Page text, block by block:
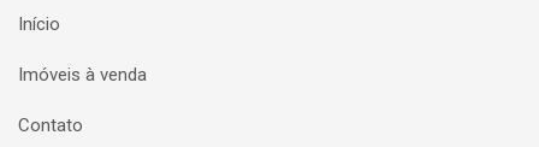
Início
Imóveis à venda
Contato